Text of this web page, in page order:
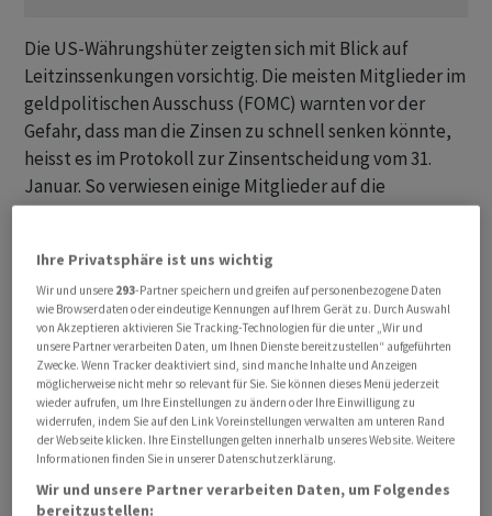
Die US-Währungshüter zeigten sich mit Blick auf
Leitzinssenkungen vorsichtig. Die meisten Mitglieder im
geldpolitischen Ausschuss (FOMC) warnten vor der
Gefahr, dass man die Zinsen zu schnell senken könnte,
heisst es im Protokoll zur Zinsentscheidung vom 31.
Januar. So verwiesen einige Mitglieder auf die
Möglichkeit, dass sich die Fortschritte bei der
könnten. Allerdings dürfte die Zinsspanne ihren
Höhepunkt erreicht haben.
Auf ihrer jüngsten Sitzung hatte die Fed ihre Leitzinsen
erneut stabil gehalten und für dieses Jahr
Zinssenkungen angedeutet. Experten gehen angesichts
der gesunkenen Inflation davon aus, dass es im
weiteren Jahresverlauf dazu kommen dürfte. Der
Zeitpunkt ist jedoch ungewiss. Notenbankchef Jerome
Ihre Privatsphäre ist uns wichtig
Wir und unsere 293-Partner speichern und greifen auf personenbezogene Daten
wie Browserdaten oder eindeutige Kennungen auf Ihrem Gerät zu. Durch Auswahl
von Akzeptieren aktivieren Sie Tracking-Technologien für die unter „Wir und
unsere Partner verarbeiten Daten, um Ihnen Dienste bereitzustellen“ aufgeführten
Zwecke. Wenn Tracker deaktiviert sind, sind manche Inhalte und Anzeigen
möglicherweise nicht mehr so relevant für Sie. Sie können dieses Menü jederzeit
wieder aufrufen, um Ihre Einstellungen zu ändern oder Ihre Einwilligung zu
widerrufen, indem Sie auf den Link Voreinstellungen verwalten am unteren Rand
der Webseite klicken. Ihre Einstellungen gelten innerhalb unseres Website. Weitere
Informationen finden Sie in unserer Datenschutzerklärung.
Wir und unsere Partner verarbeiten Daten, um Folgendes
bereitzustellen: